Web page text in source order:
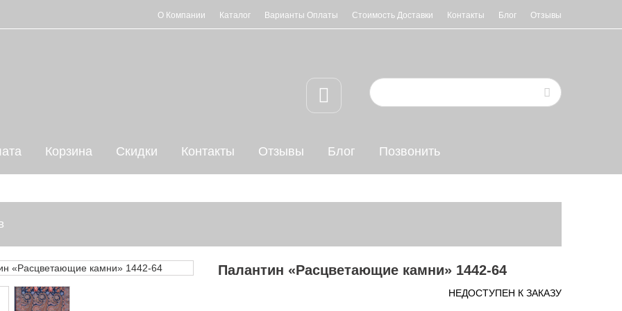
О Компании Каталог Варианты Оплаты Стоимость Доставки Контакты Блог Отзывы
Корзина Скидки Контакты Отзывы Блог Позвонить
Палантин «Расцветающие камни» 1442-64
НЕДОСТУПЕН К ЗАКАЗУ